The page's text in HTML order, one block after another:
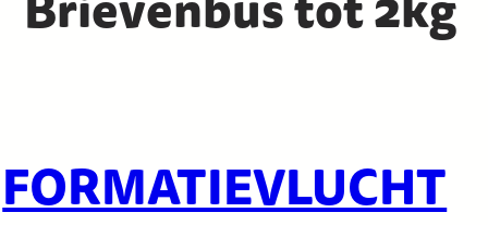
FORMATIEVLUCHT